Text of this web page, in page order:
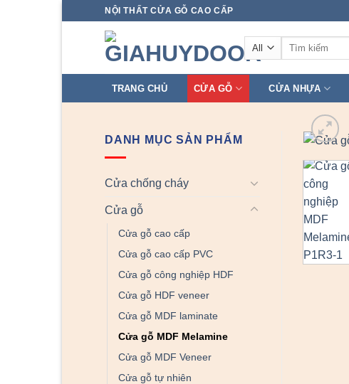
NỘI THẤT CỬA GỖ CAO CẤP
Tìm
TRANG CHỦ CỬA GỖ CỬA NHỰA
DANH MỤC SẢN PHẨM
Cửa chống cháy
Cửa gỗ
Cửa gỗ cao cấp
Cửa gỗ cao cấp PVC
Cửa gỗ công nghiệp HDF
Cửa gỗ HDF veneer
Cửa gỗ MDF laminate
Cửa gỗ MDF Melamine
Cửa gỗ MDF Veneer
Cửa gỗ tự nhiên